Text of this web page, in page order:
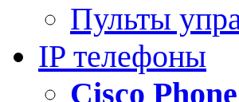
Пульты
IP телефоны
Сisco